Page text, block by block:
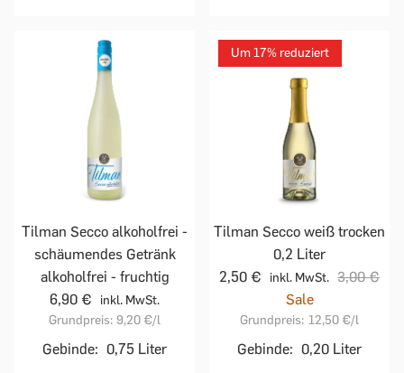
Tilman Secco alkoholfrei -
schäumendes Getränk
alkoholfrei - fruchtig
6,90 €
inkl. MwSt.
Grundpreis: 9,20 €/l
Gebinde: 0,75 Liter
Um 17% reduziert
Tilman Secco weiß trocken
0,2 Liter
2,50 €
inkl. MwSt. 3,00 €
Sale
Grundpreis: 12,50 €/l
Gebinde: 0,20 Liter